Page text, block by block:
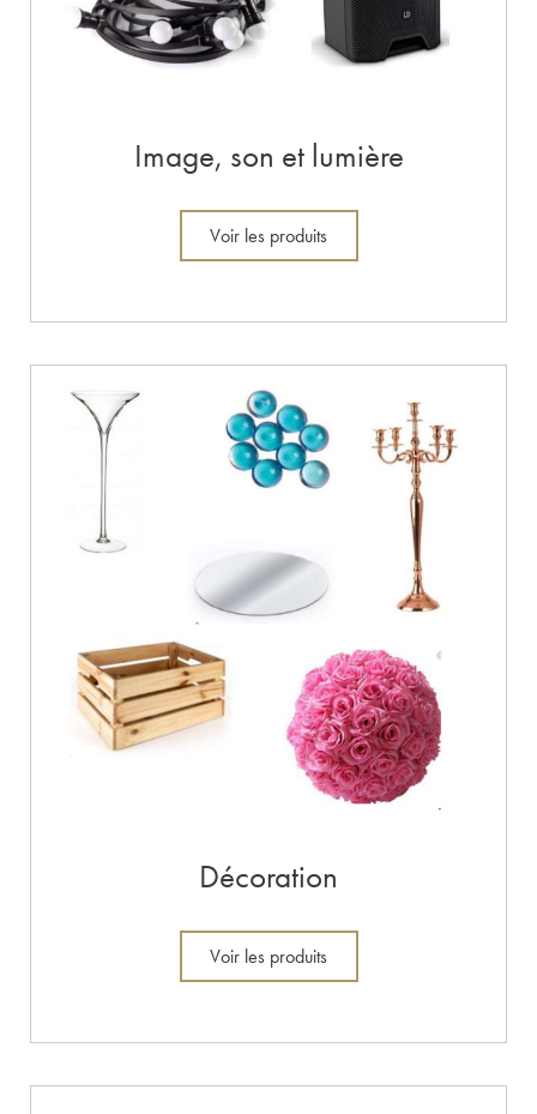
Image, son et lumière
Voir les produits
Décoration
Voir les produits